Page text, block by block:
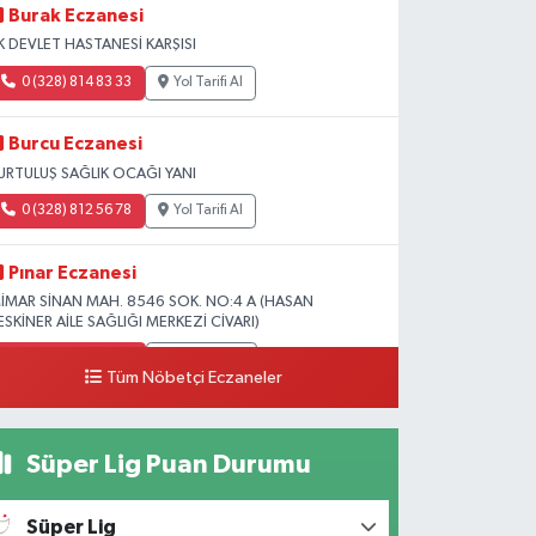
Burak Eczanesi
DEVLET HASTANESİ KARŞISI
0 (328) 814 83 33 Yol Tarifi Al
Burcu Eczanesi
SAĞLIK OCAĞI YANI
0 (328) 812 56 78 Yol Tarifi Al
Pınar Eczanesi
SİNAN MAH. 8546 SOK. NO:4 A (HASAN
AİLE SAĞLIĞI MERKEZİ CİVARI)
Tüm Nöbetçi Eczaneler
Süper Lig Puan Durumu
Süper Lig